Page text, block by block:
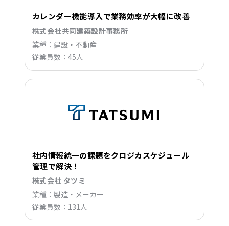
カレンダー機能導入で業務効率が大幅に改善
株式会社共同建築設計事務所
業種：建設・不動産
従業員数：45人
社内情報統一の課題をクロジカスケジュール
管理で解決！
株式会社 タツミ
業種：製造・メーカー
従業員数：131人